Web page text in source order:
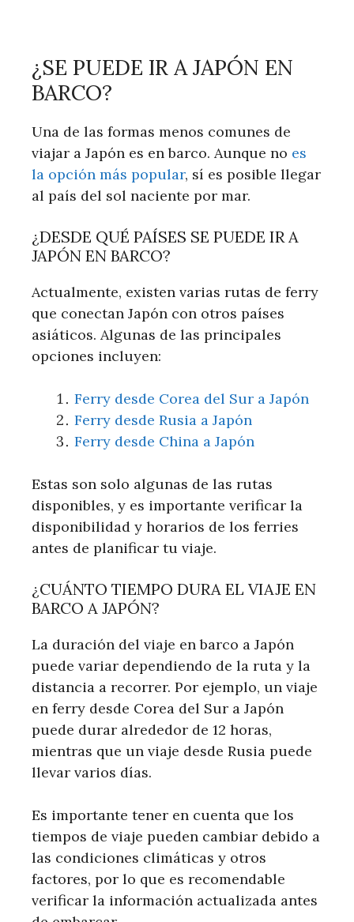
¿SE PUEDE IR A JAPÓN EN
BARCO?
Una de las formas menos comunes de
viajar a Japón es en barco. Aunque no es
la opción más popular, sí es posible llegar
al país del sol naciente por mar.
¿DESDE QUÉ PAÍSES SE PUEDE IR A
JAPÓN EN BARCO?
Actualmente, existen varias rutas de ferry
que conectan Japón con otros países
asiáticos. Algunas de las principales
opciones incluyen:
Ferry desde Corea del Sur a Japón
Ferry desde Rusia a Japón
Ferry desde China a Japón
Estas son solo algunas de las rutas
disponibles, y es importante verificar la
disponibilidad y horarios de los ferries
antes de planificar tu viaje.
¿CUÁNTO TIEMPO DURA EL VIAJE EN
BARCO A JAPÓN?
La duración del viaje en barco a Japón
puede variar dependiendo de la ruta y la
distancia a recorrer. Por ejemplo, un viaje
en ferry desde Corea del Sur a Japón
puede durar alrededor de 12 horas,
mientras que un viaje desde Rusia puede
llevar varios días.
Es importante tener en cuenta que los
tiempos de viaje pueden cambiar debido a
las condiciones climáticas y otros
factores, por lo que es recomendable
verificar la información actualizada antes